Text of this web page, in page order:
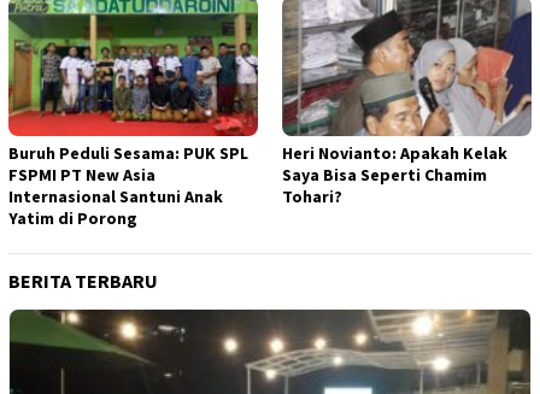
Buruh Peduli Sesama: PUK SPL
FSPMI PT New Asia
Internasional Santuni Anak
Yatim di Porong
Heri Novianto: Apakah Kelak
Saya Bisa Seperti Chamim
Tohari?
BERITA TERBARU